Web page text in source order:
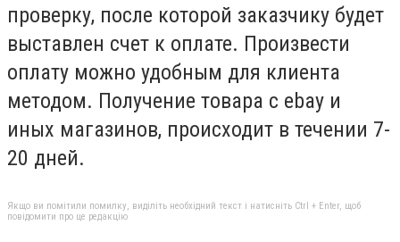
проверку, после которой заказчику будет
выставлен счет к оплате. Произвести
оплату можно удобным для клиента
методом. Получение товара с ebay и
иных магазинов, происходит в течении 7-
20 дней.
Якщо ви помітили помилку, виділіть необхідний текст і натисніть Ctrl + Enter, щоб
повідомити про це редакцію